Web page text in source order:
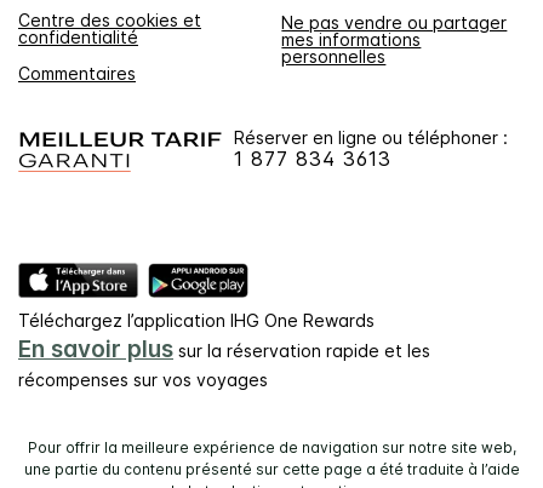
Centre des cookies et
confidentialité
Ne pas vendre ou partager
mes informations
personnelles
Commentaires
Réserver en ligne ou téléphoner :
1 877 834 3613
Téléchargez l’application IHG One Rewards
En savoir plus sur la réservation rapide et les
récompenses sur vos voyages
Pour offrir la meilleure expérience de navigation sur notre site web,
une partie du contenu présenté sur cette page a été traduite à l’aide